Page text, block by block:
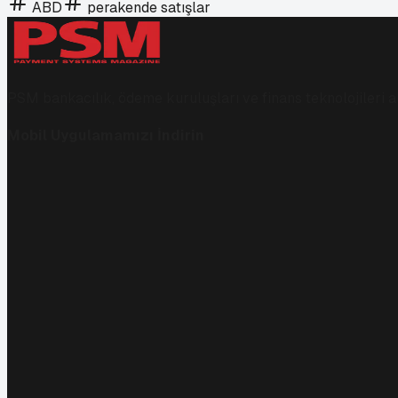
ABD perakende satışlar